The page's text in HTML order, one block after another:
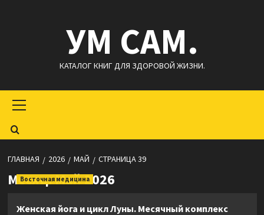
УМ САМ.
КАТАЛОГ КНИГ ДЛЯ ЗДОРОВОЙ ЖИЗНИ.
меню
ГЛАВНАЯ 2026 МАЙ СТРАНИЦА 39
Месяц:Май 2026
Восточная медицина
Женская йога и цикл Луны. Месячный комплекс